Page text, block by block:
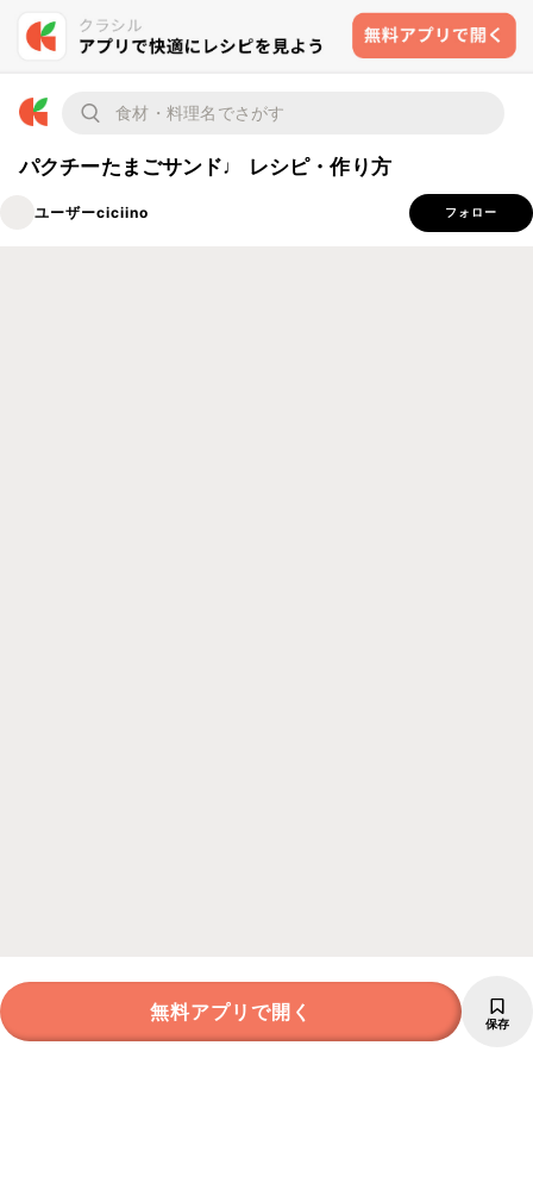
パクチーたまごサンド♩ レシピ・作り方
ユーザーciciino フォロー
無料アプリで開く 保存